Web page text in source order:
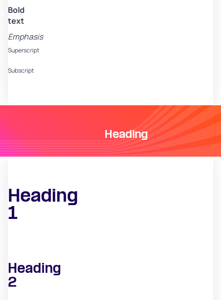
Bold
text
Emphasis
Superscript
Subscript
Heading
Heading
1
Heading
2